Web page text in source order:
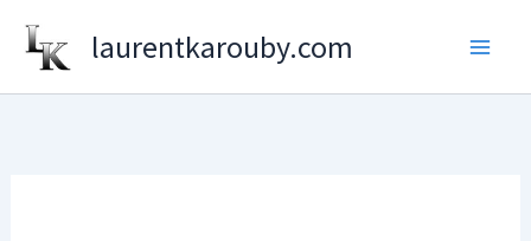
laurentkarouby.com